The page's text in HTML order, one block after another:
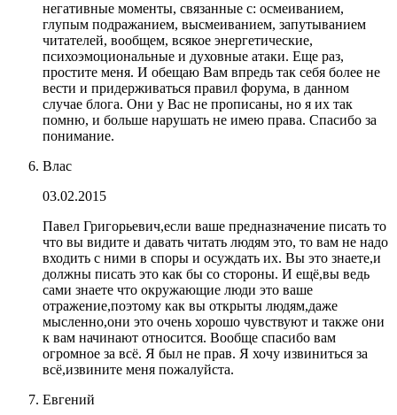
негативные моменты, связанные с: осмеиванием,
глупым подражанием, высмеиванием, запутыванием
читателей, вообщем, всякое энергетические,
психоэмоциональные и духовные атаки. Еще раз,
простите меня. И обещаю Вам впредь так себя более не
вести и придерживаться правил форума, в данном
случае блога. Они у Вас не прописаны, но я их так
помню, и больше нарушать не имею права. Спасибо за
понимание.
Влас
03.02.2015
Павел Григорьевич,если ваше предназначение писать то
что вы видите и давать читать людям это, то вам не надо
входить с ними в споры и осуждать их. Вы это знаете,и
должны писать это как бы со стороны. И ещё,вы ведь
сами знаете что окружающие люди это ваше
отражение,поэтому как вы открыты людям,даже
мысленно,они это очень хорошо чувствуют и также они
к вам начинают относится. Вообще спасибо вам
огромное за всё. Я был не прав. Я хочу извиниться за
всё,извините меня пожалуйста.
Евгений